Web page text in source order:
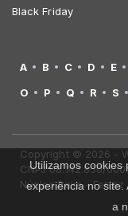
Black Friday
A B C D E
O
P Q R S
Copyright © 2026 -
CNPJ 08.142.850/
Núcleo Itaim -
Utilizamos cookies
experiência no site.
a